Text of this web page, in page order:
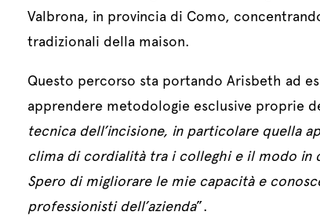
Valbrona, in provincia di Como,
tradizionali della maison.
Questo percorso sta portando Arisbeth ad
apprendere metodologie esclusive proprie
tecnica dell’incisione, in particolare quella
clima di cordialità tra i colleghi e il modo in
Spero di migliorare le mie capacità e
professionisti dell’azienda”.